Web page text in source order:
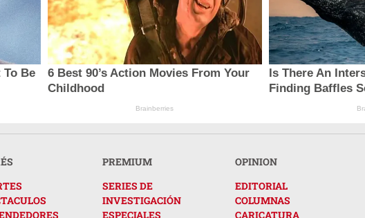
Be
6 Best 90’s Action Movies From Your
Childhood
Brainberries
Is There An
Finding Baffles
PREMIUM
SERIES DE
INVESTIGACIÓN
ESPECIALES
OPINION
EDITORIAL
COLUMNAS
CARICATURA